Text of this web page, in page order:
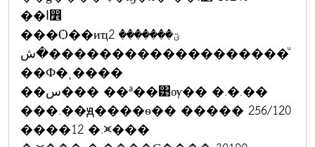
��ا෾
���Ѻ��иҵؾ������� 2
�ش�������������������ͧ
��Ф�ͺ����
��س��� ��ª��͹ѹ�� �.�.��
���.��ԭ����ѳ�� ����� 256/120
����12 �.⪤���